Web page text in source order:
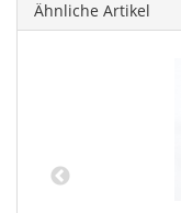
Ähnliche Artikel